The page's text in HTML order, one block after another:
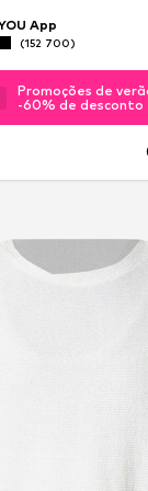
App
(152 700)
Promoções de
-60% de desconto